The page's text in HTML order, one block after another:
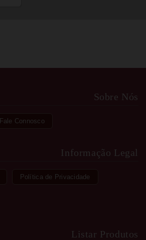
Sobre Nós
Fale Connosco
Informação Legal
Política de Privacidade
Listar Produtos